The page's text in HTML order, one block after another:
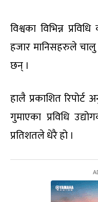
विश्वका विभिन्न
हजार मानिसहरुले चालु
छन् ।
हालै प्रकाशित
गुमाएका प्रविधि
प्रतिशतले धेरै हो ।